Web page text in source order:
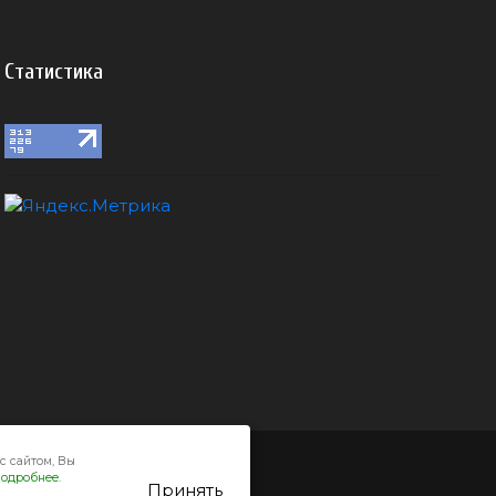
Статистика
сайтом, Вы
Принять